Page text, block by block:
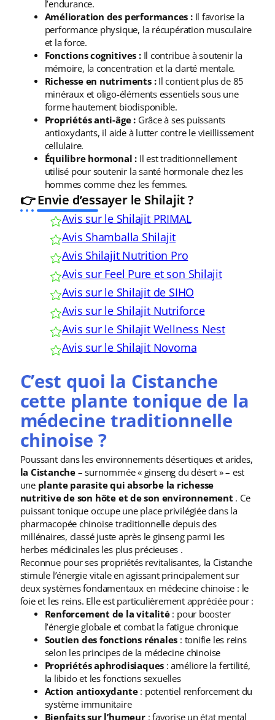
l’endurance.
Amélioration des performances :Il favorise la
performance physique, la récupération musculaire
et la force.
Fonctions cognitives :Il contribue à soutenir la
mémoire, la concentration et la clarté mentale.
Richesse en nutriments :Il contient plus de 85
minéraux et oligo-éléments essentiels sous une
forme hautement biodisponible.
Propriétés anti-âge :Grâce à ses puissants
antioxydants, il aide à lutter contre le vieillissement
cellulaire.
Équilibre hormonal : Il est traditionnellement
utilisé pour soutenir la santé hormonale chez les
hommes comme chez les femmes.
👉 Envie d’essayer le Shilajit ?
Avis sur le Shilajit PRIMAL
Avis Shamballa Shilajit
Avis Shilajit Nutrition Pro
Avis sur Feel Pure et son Shilajit
Avis sur le Shilajit de SIHO
Avis sur le Shilajit Nutriforce
Avis sur le Shilajit Wellness Nest
Avis sur le Shilajit Novoma
C’est quoi la Cistanche
cette plante tonique de la
médecine traditionnelle
chinoise ?
Poussant dans les environnements désertiques et arides,
la Cistanche– surnommée « ginseng du désert » – est
une plante parasite qui absorbe la richesse
nutritive de son hôte et de son environnement . Ce
puissant tonique occupe une place privilégiée dans la
pharmacopée chinoise traditionnelle depuis des
millénaires, classé juste après le ginseng parmi les
herbes médicinales les plus précieuses .
Reconnue pour ses propriétés revitalisantes, la Cistanche
stimule l’énergie vitale en agissant principalement sur
deux systèmes fondamentaux en médecine chinoise : le
foie et les reins. Elle est particulièrement appréciée pour :
Renforcement de la vitalité : pour booster
l’énergie globale et combat la fatigue chronique
Soutien des fonctions rénales : tonifie les reins
selon les principes de la médecine chinoise
Propriétés aphrodisiaques : améliore la fertilité,
la libido et les fonctions sexuelles
Action antioxydante : potentiel renforcement du
système immunitaire
Bienfaits sur l’humeur: favorise un état mental